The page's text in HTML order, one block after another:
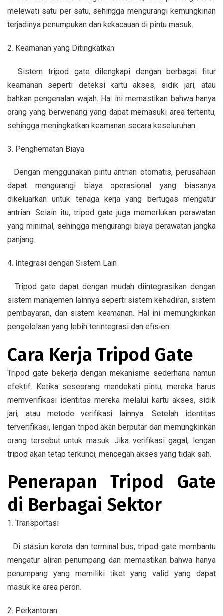
melewati satu per satu, sehingga mengurangi kemungkinan
terjadinya penumpukan dan kekacauan di pintu masuk.
2. Keamanan yang Ditingkatkan
Sistem tripod gate dilengkapi dengan berbagai fitur
keamanan seperti deteksi kartu akses, sidik jari, atau
bahkan pengenalan wajah. Hal ini memastikan bahwa hanya
orang yang berwenang yang dapat memasuki area tertentu,
sehingga meningkatkan keamanan secara keseluruhan.
3. Penghematan Biaya
Dengan menggunakan pintu antrian otomatis, perusahaan
dapat mengurangi biaya operasional yang biasanya
dikeluarkan untuk tenaga kerja yang bertugas mengatur
antrian. Selain itu, tripod gate juga memerlukan perawatan
yang minimal, sehingga mengurangi biaya perawatan jangka
panjang.
4. Integrasi dengan Sistem Lain
Tripod gate dapat dengan mudah diintegrasikan dengan
sistem manajemen lainnya seperti sistem kehadiran, sistem
pembayaran, dan sistem keamanan. Hal ini memungkinkan
pengelolaan yang lebih terintegrasi dan efisien.
Cara Kerja Tripod Gate
Tripod gate bekerja dengan mekanisme sederhana namun
efektif. Ketika seseorang mendekati pintu, mereka harus
memverifikasi identitas mereka melalui kartu akses, sidik
jari, atau metode verifikasi lainnya. Setelah identitas
terverifikasi, lengan tripod akan berputar dan memungkinkan
orang tersebut untuk masuk. Jika verifikasi gagal, lengan
tripod akan tetap terkunci, mencegah akses yang tidak sah.
Penerapan Tripod Gate
di Berbagai Sektor
1. Transportasi
Di stasiun kereta dan terminal bus, tripod gate membantu
mengatur aliran penumpang dan memastikan bahwa hanya
penumpang yang memiliki tiket yang valid yang dapat
masuk ke area peron.
2. Perkantoran